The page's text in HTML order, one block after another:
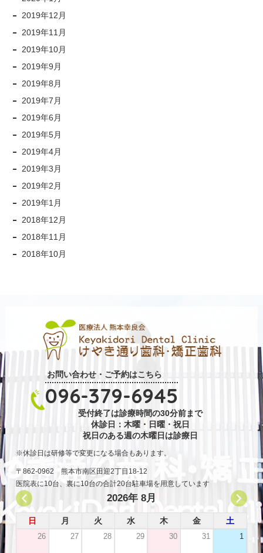
2019年12月
2019年11月
2019年10月
2019年9月
2019年8月
2019年7月
2019年6月
2019年5月
2019年4月
2019年3月
2019年2月
2019年1月
2018年12月
2018年11月
2018年10月
お問い合わせ・ご予約はこちら
096-379-6945
受付終了は診療時間の30分前まで
休診日：木曜・日曜・祝日
祝日のある週の木曜日は診療日
休診日は研修等で変更になる場合もあります。
〒862-0962 熊本市南区田迎2丁目18-12
医院表に10台、裏に10台の合計20台駐車場を用意しています
2026年 8月
日 月 火 水 木 金 土
26 27 28 29 30 31 1